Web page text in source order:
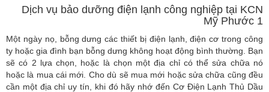
Dịch vụ bảo dưỡng điện lạnh công nghiệp tại KCN
Mỹ Phước 1
Một ngày nọ, bỗng dưng các thiết bị điện lạnh, điện cơ trong công
ty hoặc gia đình bạn bỗng dưng không hoạt động bình thường. Bạn
sẽ có 2 lựa chọn, hoặc là chọn một địa chỉ có thể sửa chữa nó
hoặc là mua cái mới. Cho dù sẽ mua mới hoặc sửa chữa cũng đều
cần một địa chỉ uy tín, khi đó hãy nhớ đến Cơ Điện Lạnh Thủ Dầu